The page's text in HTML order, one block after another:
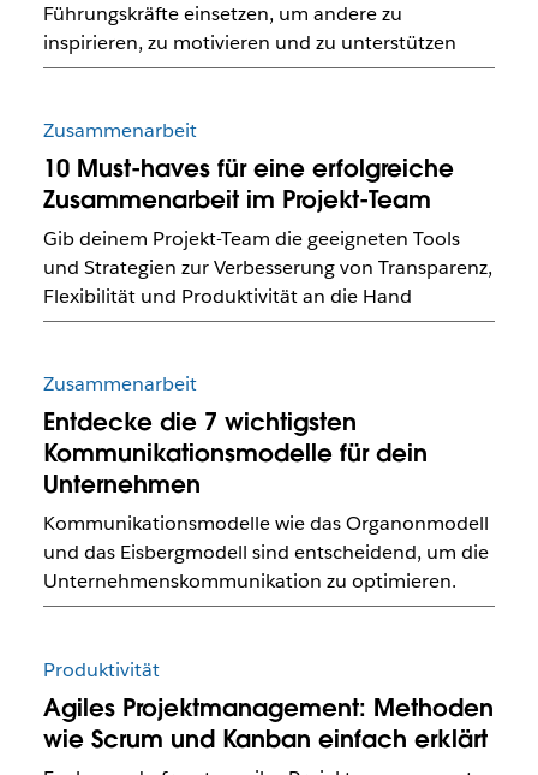
Führungskräfte einsetzen, um andere zu
inspirieren, zu motivieren und zu unterstützen
Zusammenarbeit
10 Must-haves für eine erfolgreiche
Zusammenarbeit im Projekt-Team
Gib deinem Projekt-Team die geeigneten Tools
und Strategien zur Verbesserung von Transparenz,
Flexibilität und Produktivität an die Hand
Zusammenarbeit
Entdecke die 7 wichtigsten
Kommunikationsmodelle für dein
Unternehmen
Kommunikationsmodelle wie das Organonmodell
und das Eisbergmodell sind entscheidend, um die
Unternehmenskommunikation zu optimieren.
Produktivität
Agiles Projektmanagement: Methoden
wie Scrum und Kanban einfach erklärt